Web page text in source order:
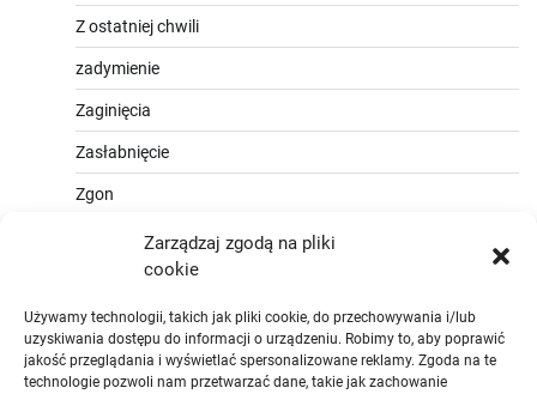
Zarządzaj zgodą na pliki
cookie
Używamy technologii, takich jak pliki cookie, do przechowywania i/lub
uzyskiwania dostępu do informacji o urządzeniu. Robimy to, aby poprawić
jakość przeglądania i wyświetlać spersonalizowane reklamy. Zgoda na te
technologie pozwoli nam przetwarzać dane, takie jak zachowanie
Z ostatniej chwili
zadymienie
Zaginięcia
Zasłabnięcie
Zgon